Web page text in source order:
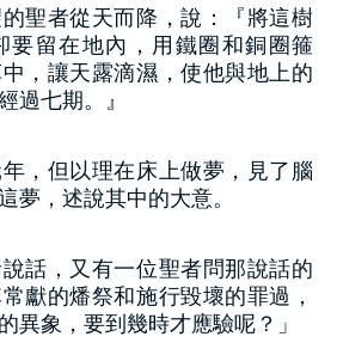
聖者從天而降，說：『將這樹
要留在地內，用鐵圈和銅圈箍
，讓天露滴濕，使他與地上的
過七期。』
，但以理在床上做夢，見了腦
夢，述說其中的大意。
話，又有一位聖者問那說話的
獻的燔祭和施行毀壞的罪過，
異象，要到幾時才應驗呢？」